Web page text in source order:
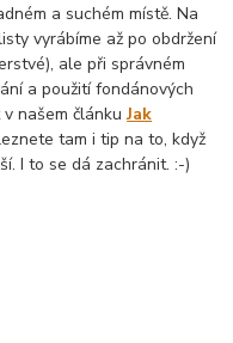
a suchém místě. Na
vyrábíme až po obdržení
ale při správném
a použití fondánových
v našem článkuJak
tam i tip na to, když
I to se dá zachránit. :-)